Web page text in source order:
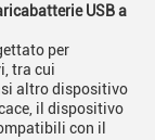
USB a
per
tra cui
altro dispositivo
il dispositivo
con il